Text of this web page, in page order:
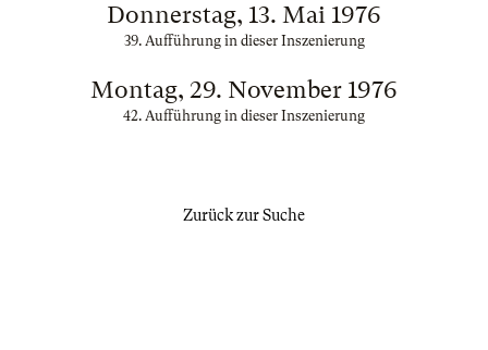
Donnerstag, 13. Mai 1976
39. Aufführung in dieser Inszenierung
Montag, 29. November 1976
42. Aufführung in dieser Inszenierung
Zurück zur Suche